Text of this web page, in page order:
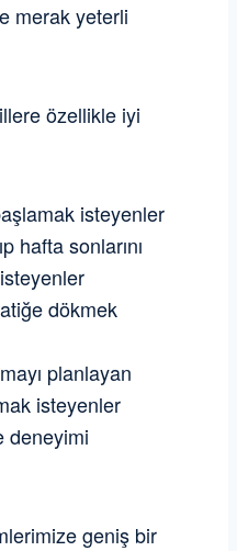
merak yeterli
özellikle iyi
isteyenler
hafta sonlarını
dökmek
planlayan
isteyenler
deneyimi
geniş bir